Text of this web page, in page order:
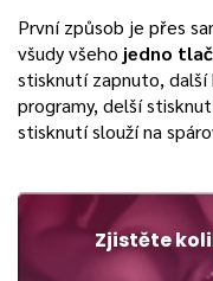
První způsob je přes
všudy všeho jedno
stisknutí zapnuto,
programy, delší
stisknutí slouží na
Zjistěte